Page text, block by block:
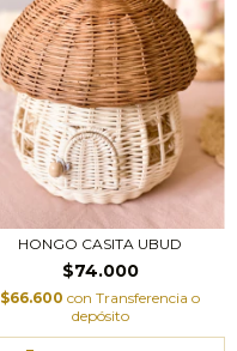
HONGO CASITA UBUD
$74.000
$66.600 con Transferencia o
depósito